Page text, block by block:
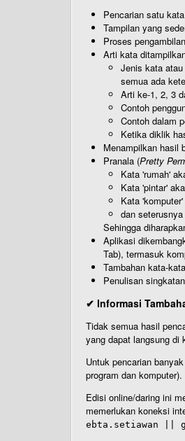
Pencarian satu
Tampilan yang
Proses
Arti kata
Jenis kata
semua ada
Arti ke-1, 2, 3
Contoh
Contoh dalam
Ketika diklik
Menampilkan hasil
Pranala (Pretty
Kata 'rumah'
Kata 'pintar'
Kata
dan seterusnya
Sehingga
Aplikasi
Tab), termasuk
Tambahan kata-
Penulisan
✔ Informasi
Tidak semua hasil
yang dapat langsung di
Untuk pencarian
program dan
Edisi online/daring ini
memerlukan koneksi
ebta.setiawan ||